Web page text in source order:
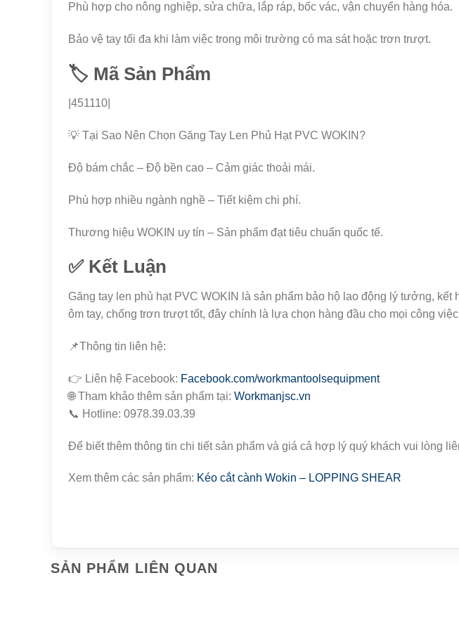
Phù hợp cho nông nghiệp, sửa chữa, lắp ráp, bốc vác, vận chuyển hàng hóa.
Bảo vệ tay tối đa khi làm việc trong môi trường có ma sát hoặc trơn trượt.
🏷️ Mã Sản Phẩm
|451110|
💡 Tại Sao Nên Chọn Găng Tay Len Phủ Hạt PVC WOKIN?
Độ bám chắc – Độ bền cao – Cảm giác thoải mái.
Phù hợp nhiều ngành nghề – Tiết kiệm chi phí.
Thương hiệu WOKIN uy tín – Sản phẩm đạt tiêu chuẩn quốc tế.
✅ Kết Luận
Găng tay len phủ hạt PVC WOKIN là sản phẩm bảo hộ lao động lý tưởng,
ôm tay, chống trơn trượt tốt, đây chính là lựa chọn hàng đầu cho mọi công
📌Thông tin liên hệ:
👉 Liên hệ Facebook: Facebook.com/workmantoolsequipment
🌐 Tham khảo thêm sản phẩm tại: Workmanjsc.vn
📞 Hotline: 0978.39.03.39
Để biết thêm thông tin chi tiết sản phẩm và giá cả hợp lý quý khách vui lòng
Xem thêm các sản phẩm: Kéo cắt cành Wokin – LOPPING SHEAR
SẢN PHẨM LIÊN QUAN